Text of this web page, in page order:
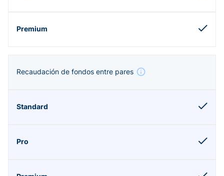
Recaudación de fondos entre pares